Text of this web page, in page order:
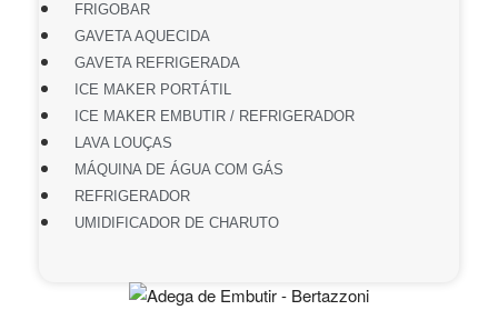
FRIGOBAR
GAVETA AQUECIDA
GAVETA REFRIGERADA
ICE MAKER PORTÁTIL
ICE MAKER EMBUTIR / REFRIGERADOR
LAVA LOUÇAS
MÁQUINA DE ÁGUA COM GÁS
REFRIGERADOR
UMIDIFICADOR DE CHARUTO